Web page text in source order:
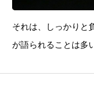
それは、しっかりと
が語られることは多